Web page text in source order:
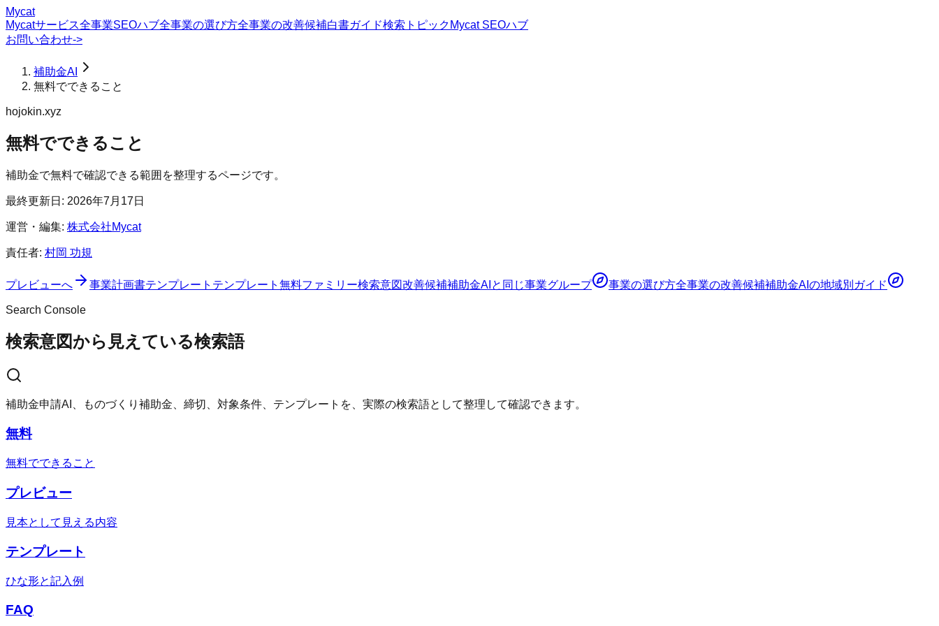
Mycat
Mycatサービス全事業SEOハブ全事業の選び方全事業の改善候補白書ガイド検索トピック Mycat SEOハブ
お問い合わせ->
補助金AI
無料でできること
hojokin.xyz
無料でできること
補助金で無料で確認できる範囲を整理するページです。
最終更新日: 2026年7月17日
運営・編集: 株式会社Mycat
責任者: 村岡 功規
プレビューへ 事業計画書テンプレート テンプレート 無料ファミリー検索意図改善候補補助金AI と同じ事業グループ 事業の選び方全事業の改善候補補助金AI の地域別ガイド
Search Console
検索意図から見えている検索語
補助金申請AI、ものづくり補助金、締切、対象条件、テンプレートを、実際の検索語として整理して確認できます。
無料
無料でできること
プレビュー
見本として見える内容
テンプレート
ひな形と記入例
FAQ